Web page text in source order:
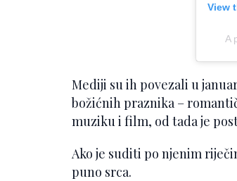
View
A
Mediji su ih povezali u
božićnih praznika –
muziku i film, od tada je
Ako je suditi po njenim
puno srca.